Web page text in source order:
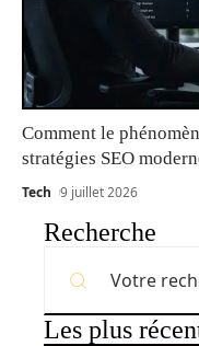
Comment le
stratégies SEO
Tech 9 juillet 2026
Recherche
Les plus